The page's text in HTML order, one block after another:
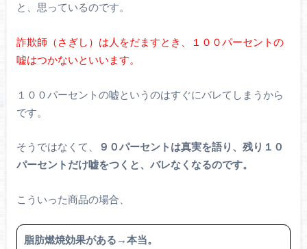
と、思っているのです。
詐欺師（さぎし）は人をだますとき、１００パーセントの
嘘はつかないといいます。
１００パーセントの嘘というのはすぐにバレてしまうから
です。
そうではなくて、
９０パーセントは真実を語り、残り１０
パーセントだけ嘘をつくと、バレなくなるのです。
こういった商品の場合、
脂肪燃焼効果がある→本当。